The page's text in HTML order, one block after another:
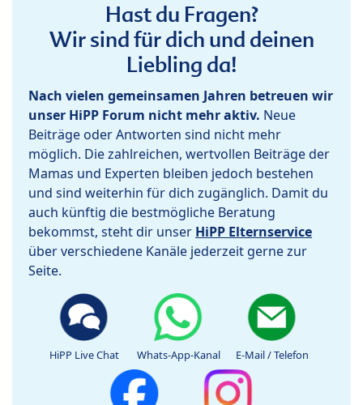
Hast du Fragen?
Wir sind für dich und deinen
Liebling da!
Nach vielen gemeinsamen Jahren betreuen wir
unser HiPP Forum nicht mehr aktiv. Neue
Beiträge oder Antworten sind nicht mehr
möglich. Die zahlreichen, wertvollen Beiträge der
Mamas und Experten bleiben jedoch bestehen
und sind weiterhin für dich zugänglich. Damit du
auch künftig die bestmögliche Beratung
bekommst, steht dir unser HiPP Elternservice
über verschiedene Kanäle jederzeit gerne zur
Seite.
HiPP Live Chat Whats-App-Kanal E-Mail / Telefon